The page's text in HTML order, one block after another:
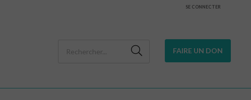
SE CONNECTER
FAIRE UN DON